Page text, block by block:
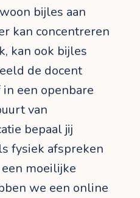
bijles aan
kan concentreren
kan ook bijles
de docent
een openbare
van
bepaal jij
fysiek afspreken
moeilijke
we een online